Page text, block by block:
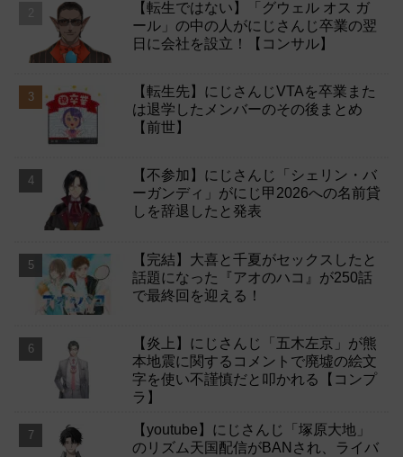
【転生ではない】「グウェル オス ガ
ール」の中の人がにじさんじ卒業の翌
日に会社を設立！【コンサル】
【転生先】にじさんじVTAを卒業また
は退学したメンバーのその後まとめ
【前世】
【不参加】にじさんじ「シェリン・バ
ーガンディ」がにじ甲2026への名前貸
しを辞退したと発表
【完結】大喜と千夏がセックスしたと
話題になった『アオのハコ』が250話
で最終回を迎える！
【炎上】にじさんじ「五木左京」が熊
本地震に関するコメントで廃墟の絵文
字を使い不謹慎だと叩かれる【コンプ
ラ】
【youtube】にじさんじ「塚原大地」
のリズム天国配信がBANされ、ライバ